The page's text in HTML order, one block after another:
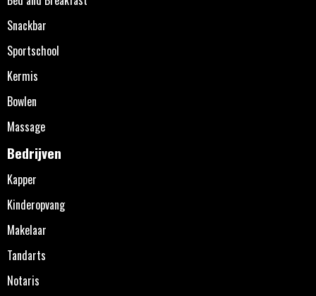
Snackbar
Sportschool
Kermis
Bowlen
Massage
Bedrijven
Kapper
Kinderopvang
Makelaar
Tandarts
Notaris